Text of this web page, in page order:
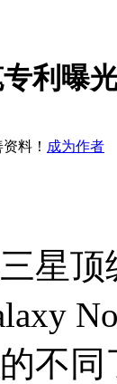
利曝
料！ 成为作者
星
不同